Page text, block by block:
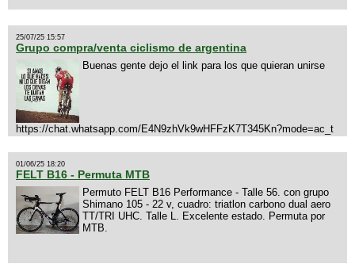
25/07/25 15:57
Grupo compra/venta ciclismo de argentina
Buenas gente dejo el link para los que quieran unirse
https://chat.whatsapp.com/E4N9zhVk9wHFFzK7T345Kn?mode=ac_t
01/06/25 18:20
FELT B16 - Permuta MTB
Permuto FELT B16 Performance - Talle 56. con grupo
Shimano 105 - 22 v, cuadro: triatlon carbono dual aero
TT/TRI UHC. Talle L. Excelente estado. Permuta por
MTB.